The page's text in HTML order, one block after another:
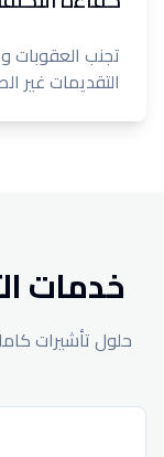
تجنب العقوبات
التقديمات غير
خدمات
حلول تأشيرات